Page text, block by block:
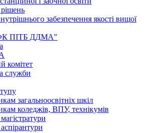
забезпечення якості вищої
ПІТБ ДДМА"
комітет
служби
загальноосвітніх шкіл
коледжів, ВПУ, технікумів